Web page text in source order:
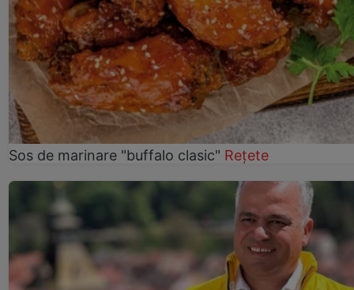
Sos de marinare "buffalo clasic" Rețete